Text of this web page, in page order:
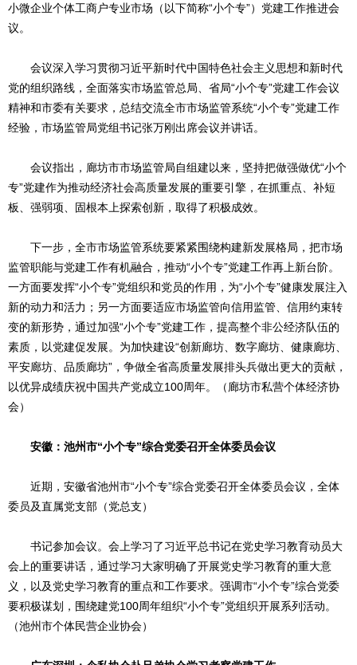
小微企业个体工商户专业市场（以下简称“小个专”）党建工作推进会
议。
会议深入学习贯彻习近平新时代中国特色社会主义思想和新时代
党的组织路线，全面落实市场监管总局、省局“小个专”党建工作会议
精神和市委有关要求，总结交流全市市场监管系统“小个专”党建工作
经验，市场监管局党组书记张万刚出席会议并讲话。
会议指出，廊坊市市场监管局自组建以来，坚持把做强做优“小个
专”党建作为推动经济社会高质量发展的重要引擎，在抓重点、补短
板、强弱项、固根本上探索创新，取得了积极成效。
下一步，全市市场监管系统要紧紧围绕构建新发展格局，把市场
监管职能与党建工作有机融合，推动“小个专”党建工作再上新台阶。
一方面要发挥“小个专”党组织和党员的作用，为“小个专”健康发展注入
新的动力和活力；另一方面要适应市场监管向信用监管、信用约束转
变的新形势，通过加强“小个专”党建工作，提高整个非公经济队伍的
素质，以党建促发展。为加快建设“创新廊坊、数字廊坊、健康廊坊、
平安廊坊、品质廊坊”，争做全省高质量发展排头兵做出更大的贡献，
以优异成绩庆祝中国共产党成立100周年。（廊坊市私营个体经济协
会）
安徽：池州市“小个专”综合党委召开全体委员会议
近期，安徽省池州市“小个专”综合党委召开全体委员会议，全体
委员及直属党支部（党总支）
书记参加会议。会上学习了习近平总书记在党史学习教育动员大
会上的重要讲话，通过学习大家明确了开展党史学习教育的重大意
义，以及党史学习教育的重点和工作要求。强调市“小个专”综合党委
要积极谋划，围绕建党100周年组织“小个专”党组织开展系列活动。
（池州市个体民营企业协会）